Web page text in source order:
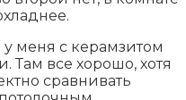
у меня с керамзитом
Там все хорошо, хотя
сравнивать